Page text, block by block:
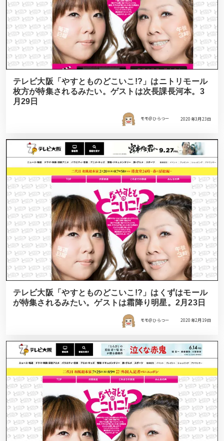
テレビ大阪「やすとものどこいこ!?」はニトリモール
枚方が特集されるみたい。ゲストは次長課長河本。3
月29日
モモ＠ひらつー 2020年3月23日
テレビ大阪「やすとものどこいこ!?」はくずはモール
が特集されるみたい。ゲストは霜降り明星。2月23日
モモ＠ひらつー 2020年2月19日